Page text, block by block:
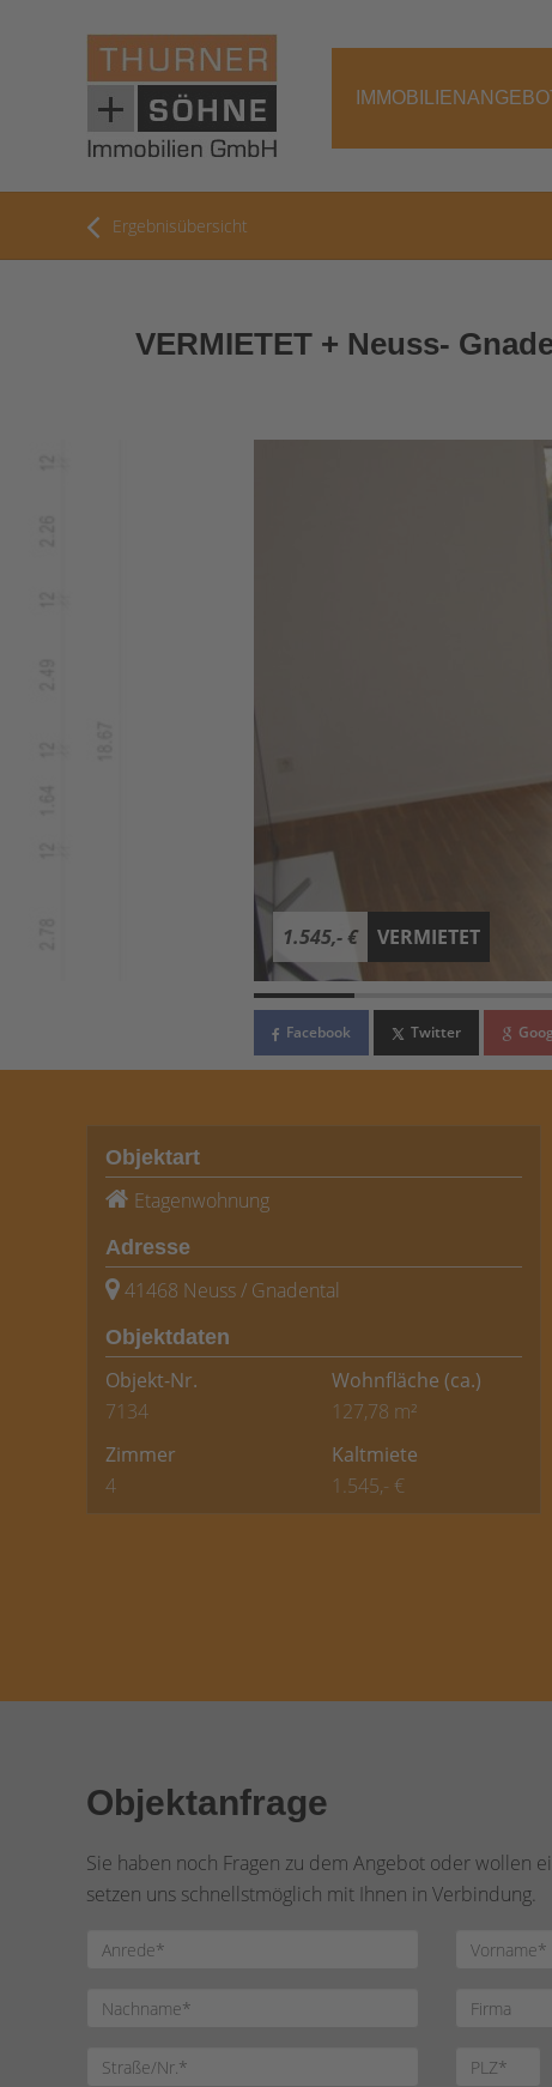
Ergebnisübersicht
VERMIETET + Neuss-
1.545,- € VERMIETET
Facebook Twitter
Objektart
Etagenwohnung
Adresse
41468 Neuss / Gnadental
Objektdaten
Objekt-Nr.
7134
Wohnfläche (ca.)
127,78 m²
Zimmer
4
Kaltmiete
1.545,- €
Objektanfrage
Sie haben noch Fragen zu dem Angebot oder wollen
setzen uns schnellstmöglich mit Ihnen in Verbindung.